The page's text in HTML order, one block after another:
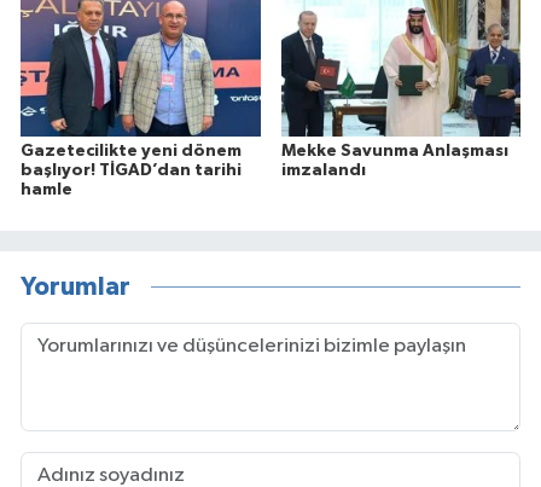
Gazetecilikte yeni dönem
başlıyor! TİGAD’dan tarihi
hamle
Mekke Savunma Anlaşması
imzalandı
Yorumlar